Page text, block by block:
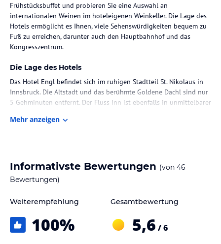
Frühstücksbuffet und probieren Sie eine Auswahl an
internationalen Weinen im hoteleigenen Weinkeller. Die Lage des
Hotels ermöglicht es Ihnen, viele Sehenswürdigkeiten bequem zu
Fuß zu erreichen, darunter auch den Hauptbahnhof und das
Kongresszentrum.
Die Lage des Hotels
Das Hotel Engl befindet sich im ruhigen Stadtteil St. Nikolaus in
Innsbruck. Die Altstadt und das berühmte Goldene Dachl sind nur
5 Gehminuten entfernt. Der Fluss Inn ist ebenfalls in unmittelbarer
Fuß in 10 Minuten. Sie können auch den Hauptbahnhof in 20
Zimmer / Unterbringung im Hotel
Die Zimmer im Hotel Engl verfügen über ein eigenes Bad mit
Flachbild-TV und WLAN. Sie können zwischen Zimmern im
Gastronomie im Hotel
Mehr anzeigen
Informativste Bewertungen (von 46
Bewertungen)
Weiterempfehlung
100%
Gesamtbewertung
5,6 / 6